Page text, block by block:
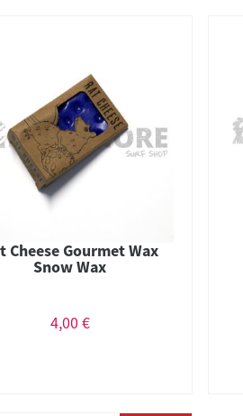
Cheese Gourmet Wax
Snow Wax
4,00 €